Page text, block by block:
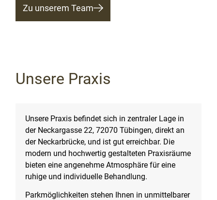
Zu unserem Team
Unsere Praxis
Unsere Praxis befindet sich in zentraler Lage in
der Neckargasse 22, 72070 Tübingen, direkt an
der Neckarbrücke, und ist gut erreichbar. Die
modern und hochwertig gestalteten Praxisräume
bieten eine angenehme Atmosphäre für eine
ruhige und individuelle Behandlung.
Parkmöglichkeiten stehen Ihnen in unmittelbarer